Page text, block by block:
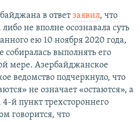
в ответзаявил, что
не вполне осознавала суть
ею 10 ноября 2020 года,
собиралась выполнять его
мере. Азербайджанское
ведомство подчеркнуло, что
не означает «остаются», а
4-й пункт трехстороннего
говорится, что